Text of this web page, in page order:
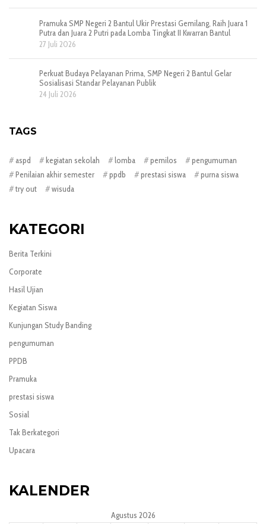
Pramuka SMP Negeri 2 Bantul Ukir Prestasi Gemilang, Raih Juara 1
Putra dan Juara 2 Putri pada Lomba Tingkat II Kwarran Bantul
27 Juli 2026
Perkuat Budaya Pelayanan Prima, SMP Negeri 2 Bantul Gelar
Sosialisasi Standar Pelayanan Publik
24 Juli 2026
TAGS
aspd kegiatan sekolah lomba pemilos
pengumuman
Penilaian akhir semester
ppdb prestasi siswa
purna siswa
try out
wisuda
KATEGORI
Berita Terkini
Corporate
Hasil Ujian
Kegiatan Siswa
Kunjungan Study Banding
pengumuman
PPDB
Pramuka
prestasi siswa
Sosial
Tak Berkategori
Upacara
KALENDER
Agustus 2026